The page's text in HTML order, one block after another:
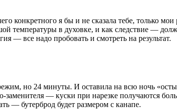
конкретного я бы и не сказала тебе, только
температуры в духовке, и как следствие —
— все надо пробовать и смотреть на результат.
но 24 минуты. И оставила на всю ночь
заменителя — куски при нарезке получаются
— бутерброд будет размером с канапе.